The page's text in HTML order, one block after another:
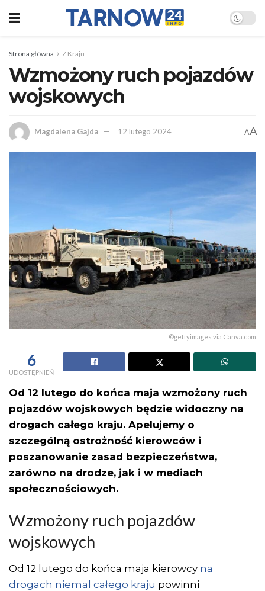
Strona główna Z Kraju
Wzmożony ruch pojazdów
wojskowych
Magdalena Gajda 12 lutego 2024 AA
©gettyimages via Canva.com
6
UDOSTĘPNIEŃ
Od 12 lutego do końca maja wzmożony ruch
pojazdów wojskowych będzie widoczny na
drogach całego kraju. Apelujemy o
szczególną ostrożność kierowców i
poszanowanie zasad bezpieczeństwa,
zarówno na drodze, jak i w mediach
społecznościowych.
Wzmożony ruch pojazdów
wojskowych
Od 12 lutego do końca maja kierowcy na
drogach niemal całego kraju powinni